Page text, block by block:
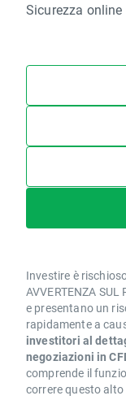
Sicurezza online
Investire è
AVVERTENZA
e presentano un
rapidamente a
investitori al
negoziazioni in
comprende il
correre questo alto